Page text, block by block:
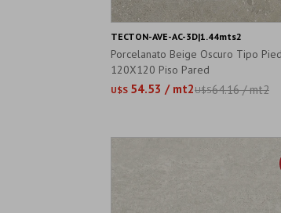
Porcelanato Beige Oscuro Tipo
120X120 Piso Pared
U$S 54.53 / mt2U$S64.16 / mt2
TECTON-AVE-AC-3D|1.44mts2